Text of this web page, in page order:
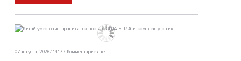
07 августа, 2026 / 14:17 Комментариев нет